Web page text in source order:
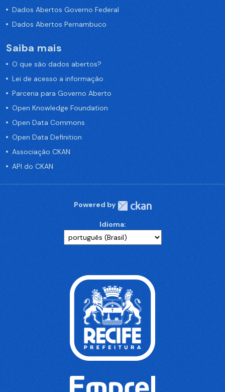
Dados Abertos Governo Federal
Dados Abertos Pernambuco
Saiba mais
O que são dados abertos?
Lei de acesso a informação
Parceria para Governo Aberto
Open Knowledge Foundation
Open Data Commons
Open Data Definition
Associação CKAN
API do CKAN
Powered by
Idioma